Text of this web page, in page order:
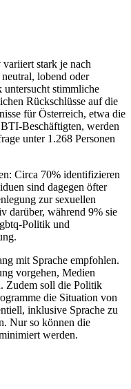
variiert stark je nach
lobend oder
stimmliche
Rückschlüsse auf die
für Österreich, etwa die
Beschäftigten, werden
unter 1.268 Personen
Circa 70% identifizieren
sind dagegen öfter
zur sexuellen
darüber, während 9% sie
Politik und
mit Sprache empfohlen.
vorgehen, Medien
Zudem soll die Politik
die Situation von
inklusive Sprache zu
Nur so können die
werden.